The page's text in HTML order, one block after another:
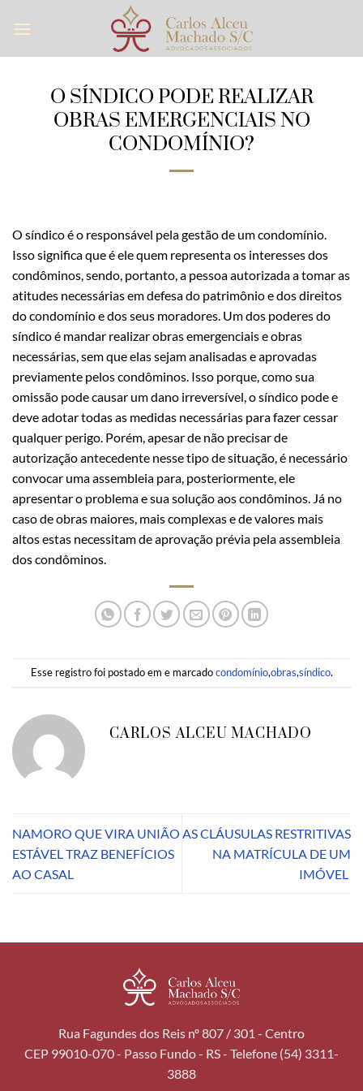
O SÍNDICO PODE REALIZAR
OBRAS EMERGENCIAIS NO
CONDOMÍNIO?
O síndico é o responsável pela gestão de um condomínio.
Isso significa que é ele quem representa os interesses dos
condôminos, sendo, portanto, a pessoa autorizada a tomar as
atitudes necessárias em defesa do patrimônio e dos direitos
do condomínio e dos seus moradores. Um dos poderes do
síndico é mandar realizar obras emergenciais e obras
necessárias, sem que elas sejam analisadas e aprovadas
previamente pelos condôminos. Isso porque, como sua
omissão pode causar um dano irreversível, o síndico pode e
deve adotar todas as medidas necessárias para fazer cessar
qualquer perigo. Porém, apesar de não precisar de
autorização antecedente nesse tipo de situação, é necessário
convocar uma assembleia para, posteriormente, ele
apresentar o problema e sua solução aos condôminos. Já no
caso de obras maiores, mais complexas e de valores mais
altos estas necessitam de aprovação prévia pela assembleia
dos condôminos.
Esse registro foi postado em e marcadocondomínio,obras,síndico.
CARLOS ALCEU MACHADO
NAMORO QUE VIRA UNIÃO
ESTÁVEL TRAZ BENEFÍCIOS
AO CASAL
AS CLÁUSULAS RESTRITIVAS
NA MATRÍCULA DE UM
IMÓVEL
Rua Fagundes dos Reis nº 807 / 301 - Centro
CEP 99010-070 - Passo Fundo - RS - Telefone (54) 3311-
3888